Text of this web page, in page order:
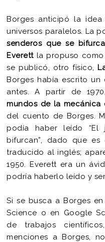
Borges anticipó la
universos paralelos. La
senderos que se
Everettla propuso como
se publicó, otro físico,
Borges había escrito un
antes. A partir de
mundos de la mecánica
del cuento de Borges.
podía haber leído “El
bifurcan”, dado que
traducido al inglés;
1950. Everett era un
podría haberlo leído y
Si se busca a Borges
Science o en Google
de trabajos
menciones a Borges,